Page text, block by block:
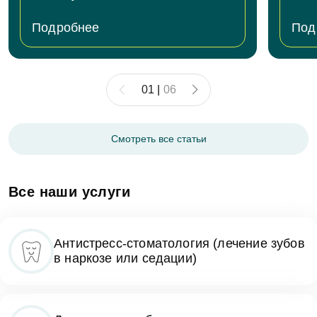
01 06
Подробнее
Смотреть все статьи
Все наши услуги
Антистресс-стоматология (лечение зубов
в наркозе или седации)